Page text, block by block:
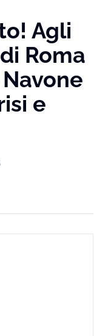
Agli
Roma
e